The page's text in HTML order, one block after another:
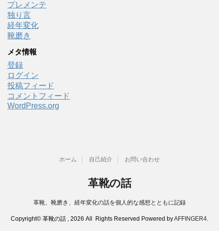
プレメンテ
独り言
経年変化
靴磨き
メタ情報
登録
ログイン
投稿フィード
コメントフィード
WordPress.org
ホーム 自己紹介 お問い合わせ
革靴の話
革靴、靴磨き、経年変化の話を個人的な感想とともに記録
Copyright© 革靴の話 , 2026 All Rights Reserved Powered byAFFINGER4.